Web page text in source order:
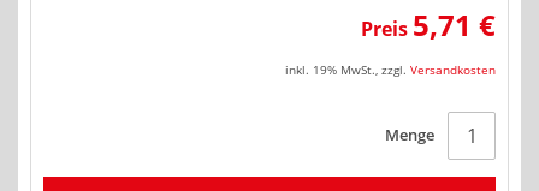
Preis 5,71 €
inkl. 19% MwSt., zzgl. Versandkosten
Menge